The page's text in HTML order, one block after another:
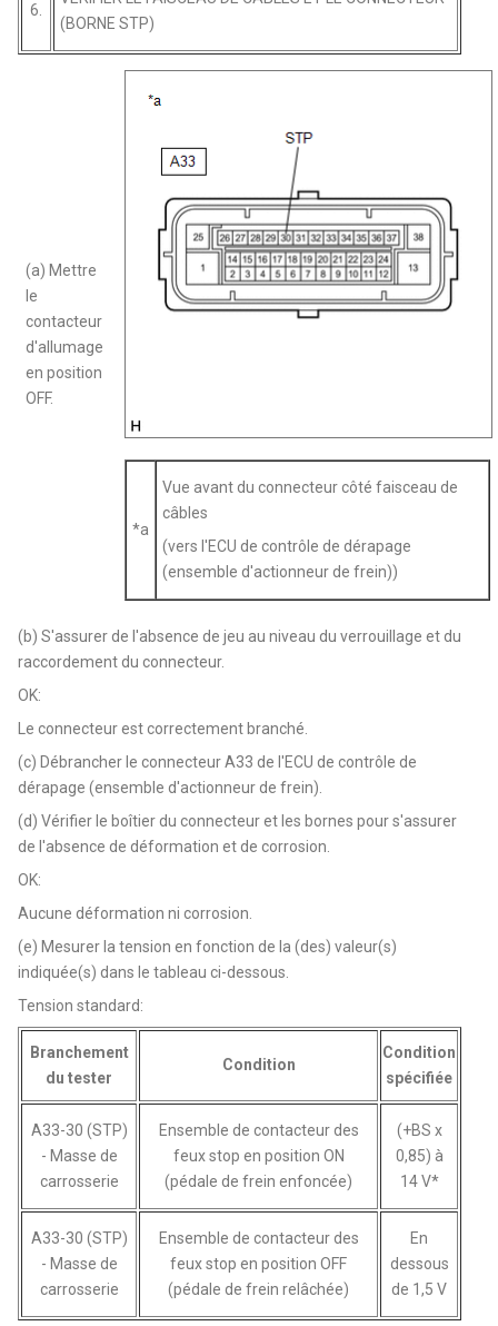
6.
(BORNE STP)
(a) Mettre
le
contacteur
d'allumage
en position
OFF.
*a
Vue avant du connecteur côté faisceau de
câbles
(vers l'ECU de contrôle de dérapage
(ensemble d'actionneur de frein))
(b) S'assurer de l'absence de jeu au niveau du verrouillage et du
raccordement du connecteur.
OK:
Le connecteur est correctement branché.
(c) Débrancher le connecteur A33 de l'ECU de contrôle de
dérapage (ensemble d'actionneur de frein).
(d) Vérifier le boîtier du connecteur et les bornes pour s'assurer
de l'absence de déformation et de corrosion.
OK:
Aucune déformation ni corrosion.
(e) Mesurer la tension en fonction de la (des) valeur(s)
indiquée(s) dans le tableau ci-dessous.
Tension standard:
Branchement
du tester
Condition
Condition
spécifiée
A33-30 (STP)
- Masse de
carrosserie
Ensemble de contacteur des
feux stop en position ON
(pédale de frein enfoncée)
(+BS x
0,85) à
14 V*
A33-30 (STP)
- Masse de
carrosserie
Ensemble de contacteur des
feux stop en position OFF
(pédale de frein relâchée)
En
dessous
de 1,5 V